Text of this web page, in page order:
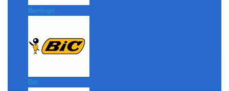
Berlingo
Bic